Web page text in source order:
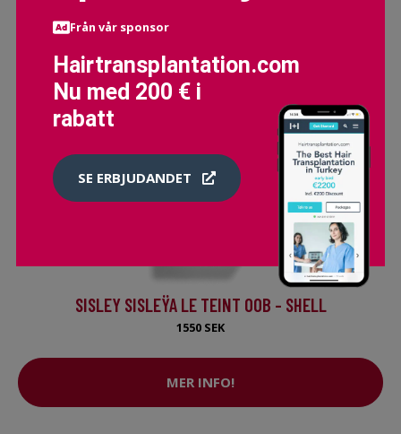
SISLEY SISLEŸA LE TEINT 00B - SHELL
1550 SEK
MER INFO!
Från vår sponsor
Hairtransplantation.com
Nu med 200 € i
rabatt
SE ERBJUDANDET